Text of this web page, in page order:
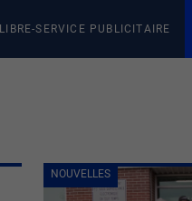
LIBRE-SERVICE PUBLICITAIRE
NOUVELLES